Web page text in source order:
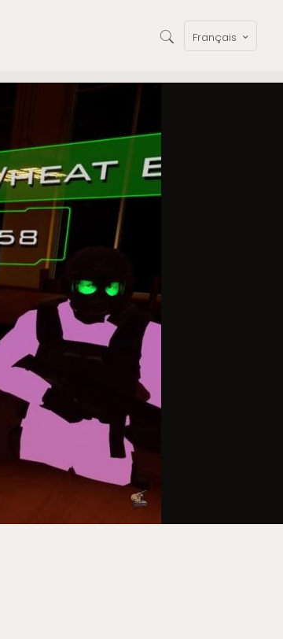
Français